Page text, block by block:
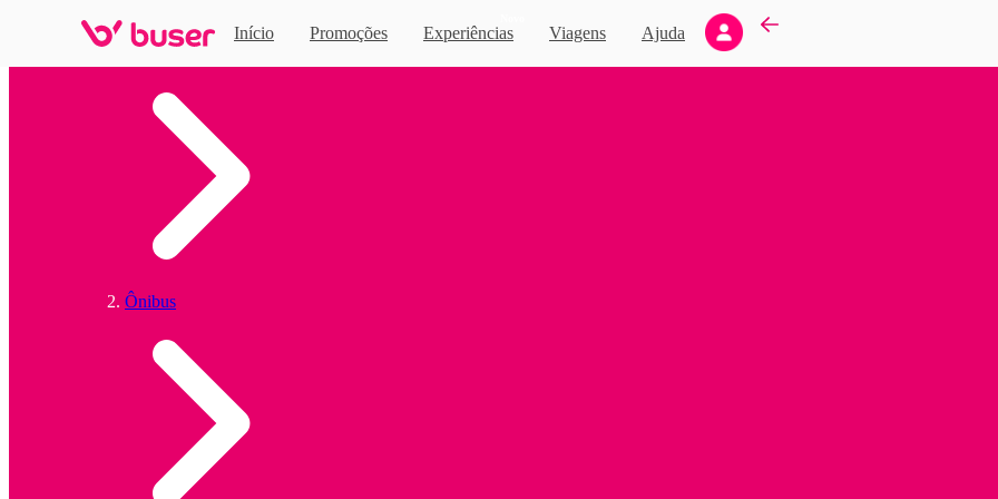
Início Promoções Experiências Viagens Ajuda
Ônibus